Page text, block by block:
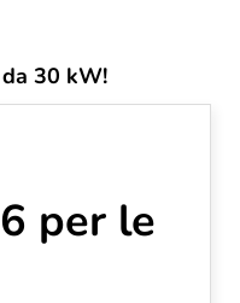
30 kW!
per le